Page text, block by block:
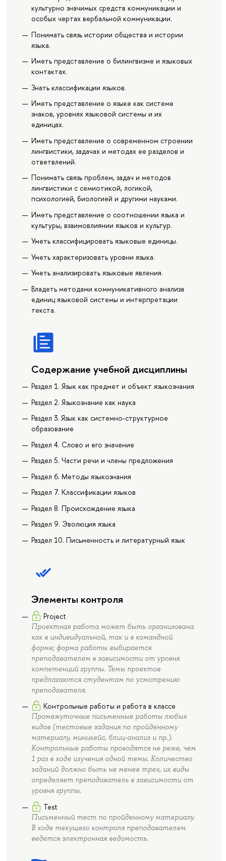
культурно значимых средств коммуникации и
особых чертах вербальной коммуникации.
Понимать связь истории общества и истории
языка.
Иметь представление о билингвизме и языковых
контактах.
Знать классификации языков.
Иметь представление о языке как системе
знаков, уровнях языковой системы и их
единицах.
Иметь представление о современном строении
лингвистики, задачах и методах ее разделов и
ответвлений.
Понимать связь проблем, задач и методов
лингвистики с семиотикой, логикой,
психологией, биологией и другими науками.
Иметь представление о соотношении языка и
культуры, взаимовлиянии языков и культур.
Уметь классифицировать языковые единицы.
Уметь характеризовать уровни языка.
Уметь анализировать языковые явления.
Владеть методами коммуникативного анализа
единиц языковой системы и интерпретации
текста.
Содержание учебной дисциплины
Раздел 1. Язык как предмет и объект языкознания
Раздел 2. Языкознание как наука
Раздел 3. Язык как системно-структурное
образование
Раздел 4. Слово и его значение
Раздел 5. Части речи и члены предложения
Раздел 6. Методы языкознания
Раздел 7. Классификации языков
Раздел 8. Происхождение языка
Раздел 9. Эволюция языка
Раздел 10. Письменность и литературный язык
Элементы контроля
Project
Проектная работа может быть организована
как в индивидуальной, так и в командной
форме; форма работы выбирается
преподавателем в зависимости от уровня
компетенций группы. Темы проектов
предлагаются студентам по усмотрению
преподавателя.
Контрольные работы и работа в классе
Промежуточные письменные работы любых
видов (тестовые задания по пройденному
материалу, миникейс, блиц-анализ и пр.).
Контрольные работы проводятся не реже, чем
1 раз в ходе изучения одной темы. Количество
заданий должно быть не менее трех, их виды
определяет преподаватель в зависимости от
уровня группы.
Test
Письменный тест по пройденному материалу.
В ходе текущего контроля преподавателем
ведется электронная ведомость.